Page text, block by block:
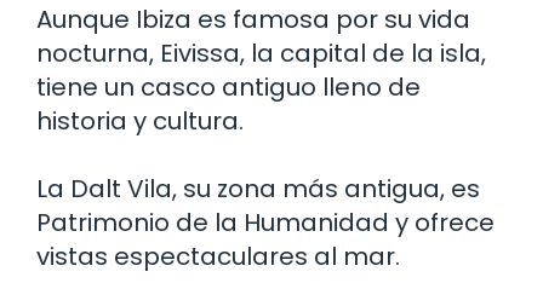
Aunque Ibiza es famosa por su vida
nocturna, Eivissa, la capital de la isla,
tiene un casco antiguo lleno de
historia y cultura.
La Dalt Vila, su zona más antigua, es
Patrimonio de la Humanidad y ofrece
vistas espectaculares al mar.